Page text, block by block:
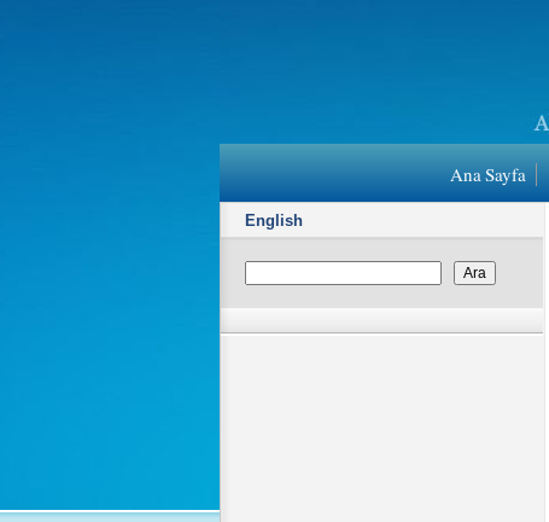
Ana Sayfa
English